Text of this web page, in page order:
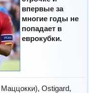
впервые за
многие годы не
попадает в
еврокубки.
Ostigard,